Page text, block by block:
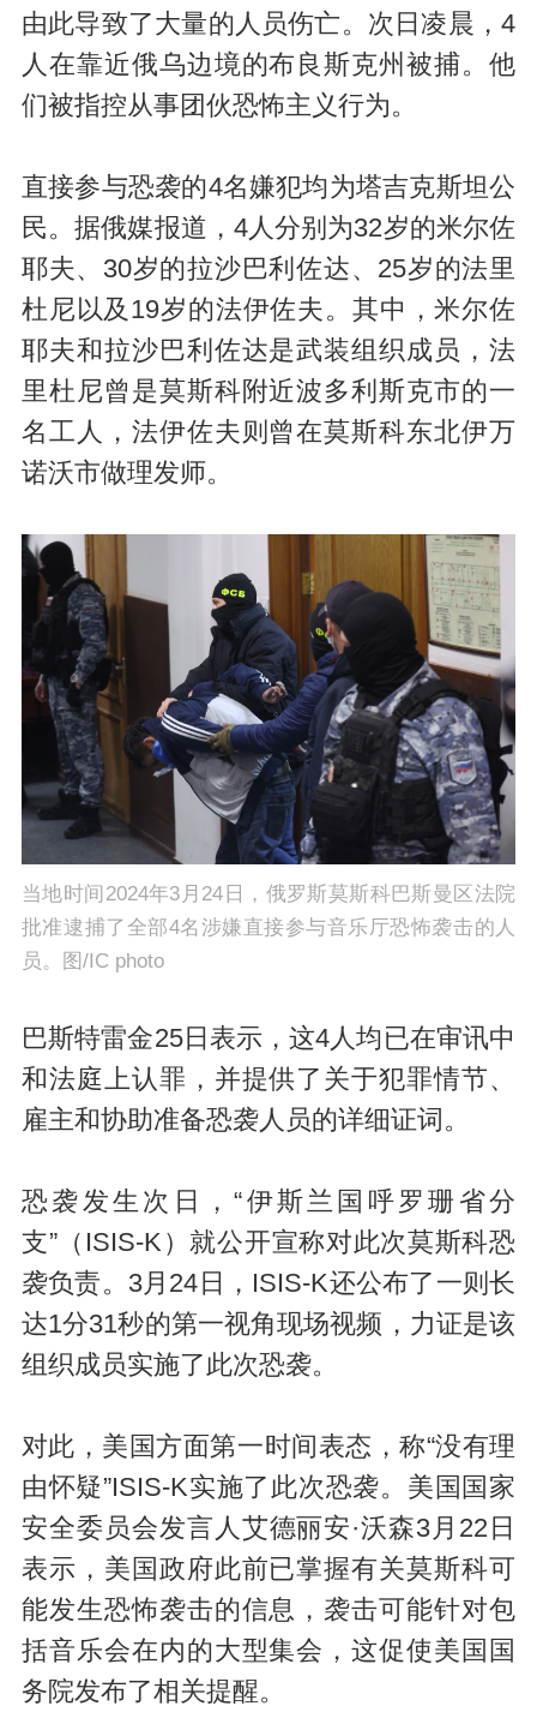
由此导致了大量的人员伤亡。次日凌晨，4
人在靠近俄乌边境的布良斯克州被捕。他
们被指控从事团伙恐怖主义行为。
直接参与恐袭的4名嫌犯均为塔吉克斯坦公
民。据俄媒报道，4人分别为32岁的米尔佐
耶夫、30岁的拉沙巴利佐达、25岁的法里
杜尼以及19岁的法伊佐夫。其中，米尔佐
耶夫和拉沙巴利佐达是武装组织成员，法
里杜尼曾是莫斯科附近波多利斯克市的一
名工人，法伊佐夫则曾在莫斯科东北伊万
诺沃市做理发师。
当地时间2024年3月24日，俄罗斯莫斯科巴斯曼区法院
批准逮捕了全部4名涉嫌直接参与音乐厅恐怖袭击的人
员。图/IC photo
巴斯特雷金25日表示，这4人均已在审讯中
和法庭上认罪，并提供了关于犯罪情节、
雇主和协助准备恐袭人员的详细证词。
恐袭发生次日，“伊斯兰国呼罗珊省分
支”（ISIS-K）就公开宣称对此次莫斯科恐
袭负责。3月24日，ISIS-K还公布了一则长
达1分31秒的第一视角现场视频，力证是该
组织成员实施了此次恐袭。
对此，美国方面第一时间表态，称“没有理
由怀疑”ISIS-K实施了此次恐袭。美国国家
安全委员会发言人艾德丽安·沃森3月22日
表示，美国政府此前已掌握有关莫斯科可
能发生恐怖袭击的信息，袭击可能针对包
括音乐会在内的大型集会，这促使美国国
务院发布了相关提醒。